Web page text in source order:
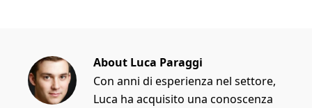
About Luca Paraggi
Con anni di esperienza nel settore,
Luca ha acquisito una conoscenza